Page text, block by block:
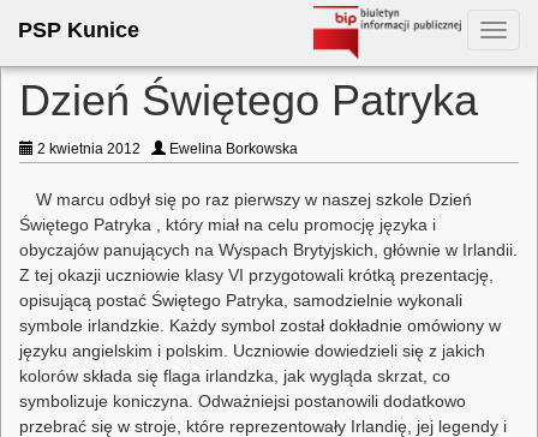
PSP Kunice
Dzień Świętego Patryka
2 kwietnia 2012 Ewelina Borkowska
W marcu odbył się po raz pierwszy w naszej szkole Dzień
Świętego Patryka , który miał na celu promocję języka i
obyczajów panujących na Wyspach Brytyjskich, głównie w Irlandii.
Z tej okazji uczniowie klasy VI przygotowali krótką prezentację,
opisującą postać Świętego Patryka, samodzielnie wykonali
symbole irlandzkie. Każdy symbol został dokładnie omówiony w
języku angielskim i polskim. Uczniowie dowiedzieli się z jakich
kolorów składa się flaga irlandzka, jak wygląda skrzat, co
symbolizuje koniczyna. Odważniejsi postanowili dodatkowo
przebrać się w stroje, które reprezentowały Irlandię, jej legendy i